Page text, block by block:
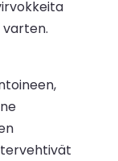
varten.